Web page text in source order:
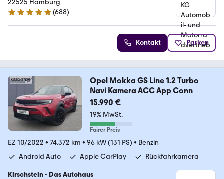
22525 Hamburg
5 Sterne
(688)
Kontakt Parken
Opel Mokka GS Line 1.2 Turbo
Navi Kamera ACC App Conn
15.990 €
19% MwSt.
Fairer Preis
EZ 10/2022 • 74.372 km • 96 kW (131 PS) • Benzin
Android Auto
Apple CarPlay Rückfahrkamera
Kirschstein - Das Autohaus